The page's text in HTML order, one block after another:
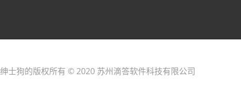
绅士狗的版权所有 © 2020 苏州滴答软件科技有限公司